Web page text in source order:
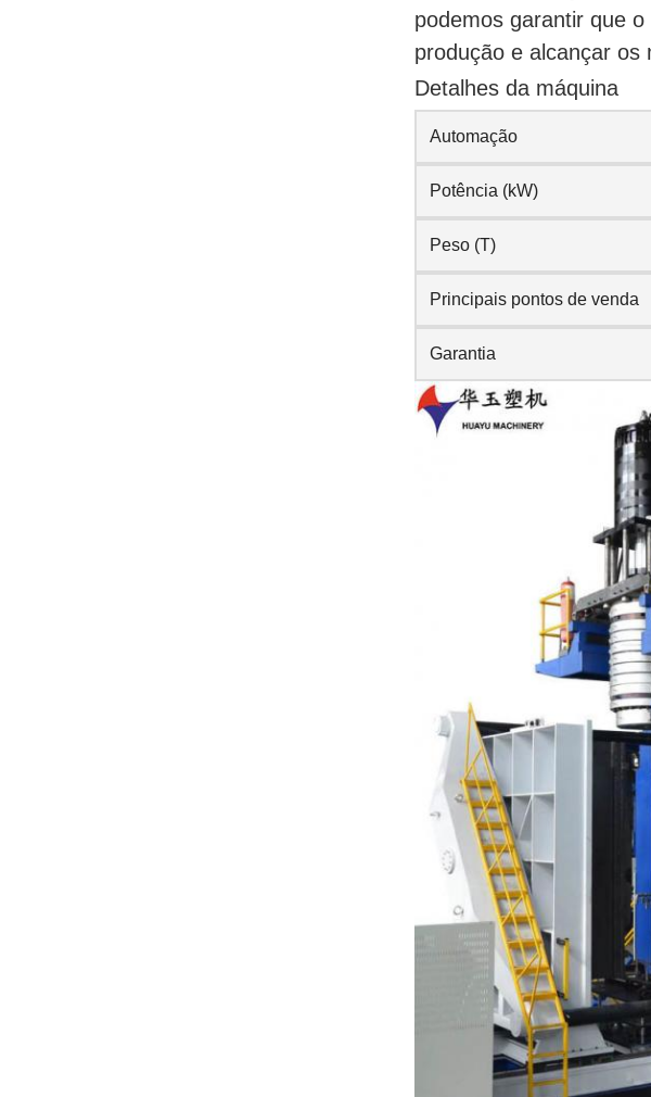
podemos garantir que
produção e alcançar os
Detalhes da máquina
Automação
Potência (kW)
Peso (T)
Principais pontos de venda
Garantia